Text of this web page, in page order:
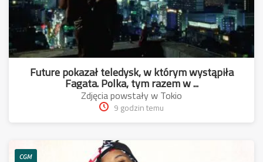
Future pokazał teledysk, w którym wystąpiła
Fagata. Polka, tym razem w ...
Zdjęcia powstały w Tokio
9 godzin temu
CGM